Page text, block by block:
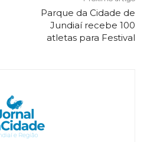
Parque da Cidade de
Jundiaí recebe 100
atletas para Festival